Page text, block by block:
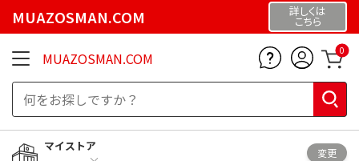
MUAZOSMAN.COM 詳しくは
こちら
MUAZOSMAN.COM 0
マイストア
変更